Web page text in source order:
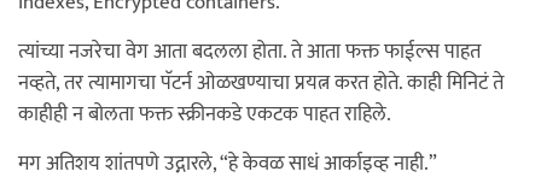
त्यांच्या नजरेचा वेग आता बदलला होता. ते आता फक्त फाईल्स पाहत
नव्हते, तर त्यामागचा पॅटर्न ओळखण्याचा प्रयत्न करत होते. काही मिनिटं ते
काहीही न बोलता फक्त स्क्रीनकडे एकटक पाहत राहिले.
मग अतिशय शांतपणे उद्गारले, “हे केवळ साधं आर्काइव्ह नाही.”